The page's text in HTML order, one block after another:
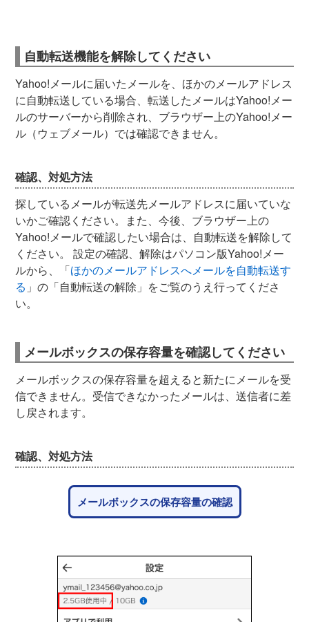
自動転送機能を解除してください
Yahoo!メールに届いたメールを、ほかのメールアドレス
に自動転送している場合、転送したメールはYahoo!メー
ルのサーバーから削除され、ブラウザー上のYahoo!メー
ル（ウェブメール）では確認できません。
確認、対処方法
探しているメールが転送先メールアドレスに届いていな
いかご確認ください。また、今後、ブラウザー上の
Yahoo!メールで確認したい場合は、自動転送を解除して
ください。 設定の確認、解除はパソコン版Yahoo!メー
ルから、「ほかのメールアドレスへメールを自動転送す
る 」の「自動転送の解除」をご覧のうえ行ってくださ
い。
メールボックスの保存容量を確認してください
メールボックスの保存容量を超えると新たにメールを受
信できません。受信できなかったメールは、送信者に差
し戻されます。
確認、対処方法
メールボックスの保存容量の確認